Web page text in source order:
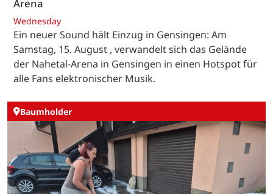
Arena
Wednesday
Ein neuer Sound hält Einzug in Gensingen: Am
Samstag, 15. August , verwandelt sich das Gelände
der Nahetal-Arena in Gensingen in einen Hotspot für
alle Fans elektronischer Musik.
Baumholder